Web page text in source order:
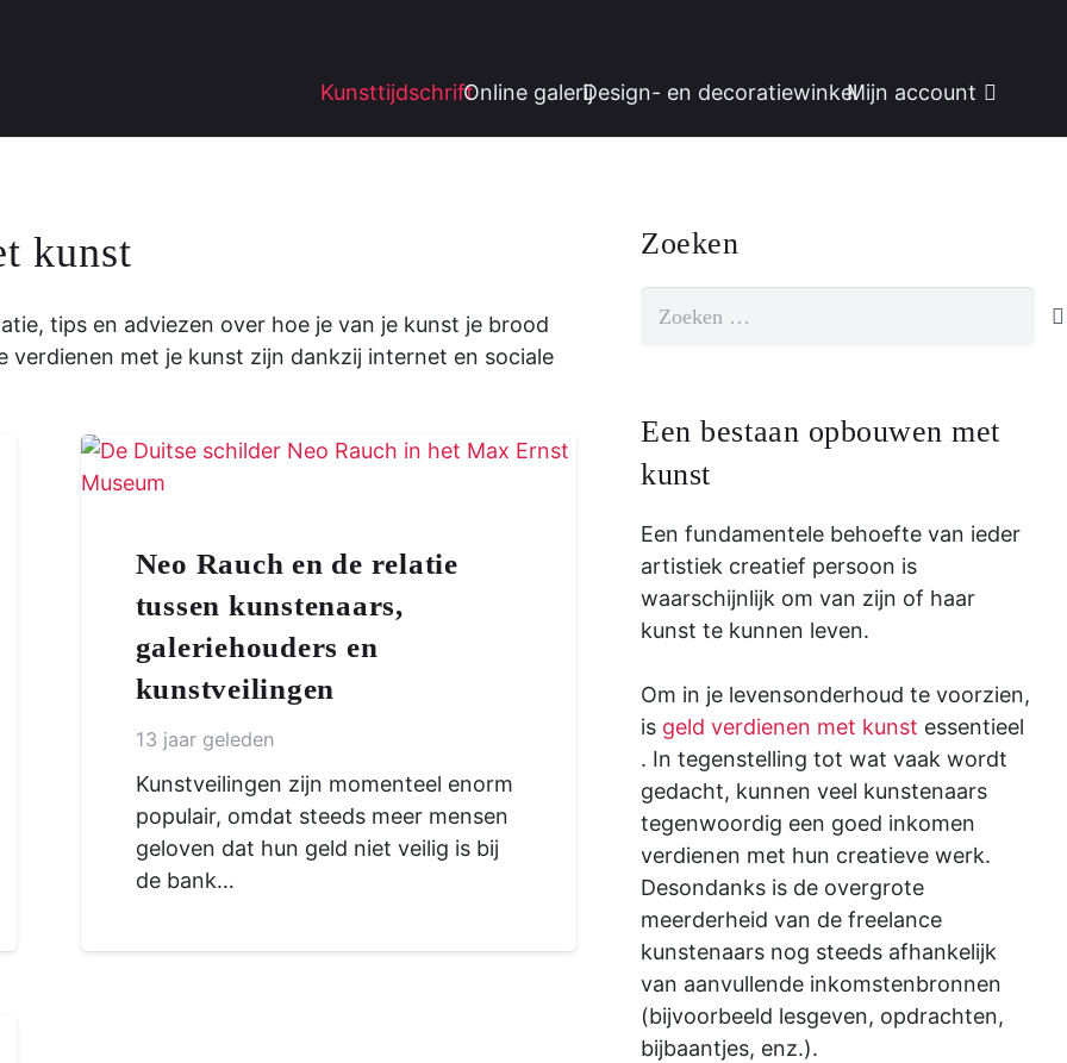
KunsttijdschriftOnline galerijDesign- en decoratiewinkelMijn account
kunst
tips en adviezen over hoe je van je kunst je brood
met je kunst zijn dankzij internet en sociale
Neo Rauch en de relatie
tussen kunstenaars,
galeriehouders en
kunstveilingen
13 jaar geleden
Kunstveilingen zijn momenteel enorm
populair, omdat steeds meer mensen
geloven dat hun geld niet veilig is bij
de bank…
Zoeken
Een bestaan ​​opbouwen met
kunst
Een fundamentele behoefte van ieder
artistiek creatief persoon is
waarschijnlijk om van zijn of haar
kunst te kunnen leven.
Om in je levensonderhoud te voorzien,
is geld verdienen met kunst essentieel
. In tegenstelling tot wat vaak wordt
gedacht, kunnen veel kunstenaars
tegenwoordig een goed inkomen
verdienen met hun creatieve werk.
Desondanks is de overgrote
meerderheid van de freelance
kunstenaars nog steeds afhankelijk
van aanvullende inkomstenbronnen
(bijvoorbeeld lesgeven, opdrachten,
bijbaantjes, enz.).